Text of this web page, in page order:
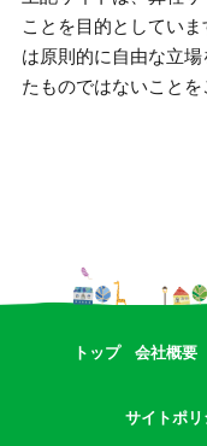
ことを目的としてい
は原則的に自由な立
たものではないことを
トップ 会社概要
サイトポリ